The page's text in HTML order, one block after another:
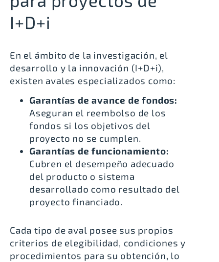
I+D+i
En el ámbito de la investigación, el
desarrollo y la innovación (I+D+i),
existen avales especializados como:
Garantías de avance de fondos:
Aseguran el reembolso de los
fondos si los objetivos del
proyecto no se cumplen.
Garantías de funcionamiento:
Cubren el desempeño adecuado
del producto o sistema
desarrollado como resultado del
proyecto financiado.
Cada tipo de aval posee sus propios
criterios de elegibilidad, condiciones y
procedimientos para su obtención, lo